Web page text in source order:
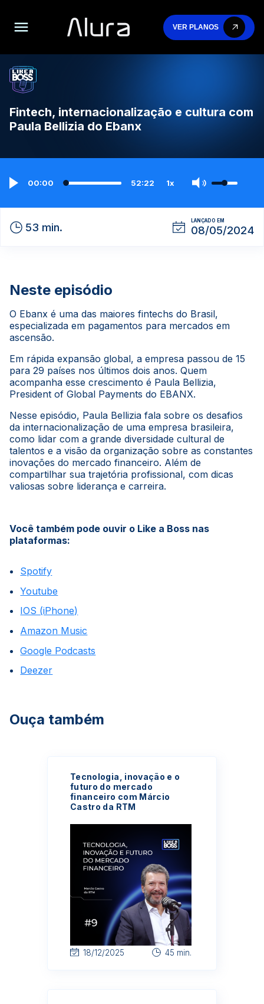
VER PLANOS
Fintech, internacionalização e cultura com
Paula Bellizia do Ebanx
00:00 52:22 1x
53 min. LANÇADO EM
08/05/2024
Neste episódio
O Ebanx é uma das maiores fintechs do Brasil,
especializada em pagamentos para mercados em
ascensão.
Em rápida expansão global, a empresa passou de 15
para 29 países nos últimos dois anos. Quem
acompanha esse crescimento é Paula Bellizia,
President of Global Payments do EBANX.
Nesse episódio, Paula Bellizia fala sobre os desafios
da internacionalização de uma empresa brasileira,
como lidar com a grande diversidade cultural de
talentos e a visão da organização sobre as constantes
inovações do mercado financeiro. Além de
compartilhar sua trajetória profissional, com dicas
valiosas sobre liderança e carreira.
Você também pode ouvir o Like a Boss nas
plataformas:
Spotify
Youtube
IOS (iPhone)
Amazon Music
Google Podcasts
Deezer
Ouça também
Tecnologia, inovação e o
futuro do mercado
financeiro com Márcio
Castro da RTM
18/12/2025 45 min.